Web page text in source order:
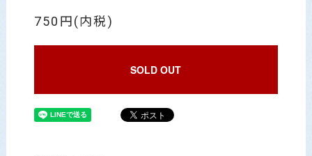
750円(内税)
SOLD OUT